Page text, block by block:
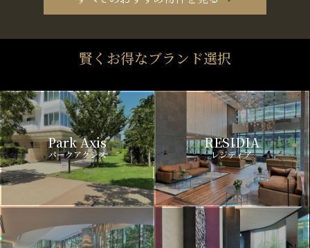
賢くお得なブランド選択
Park Axis
パークアクシス
RESIDIA
レジディア